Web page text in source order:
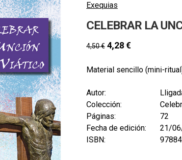
Exequias
CELEBRAR LA
4,50€ 4,28€
Material sencillo (mini-
Autor:
Colección:
Páginas:
72
Fecha de edición:
21/
ISBN: